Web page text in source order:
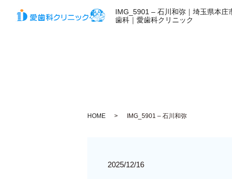
IMG_5901 – 石川和弥｜埼玉県本庄
歯科｜愛歯科クリニック
HOME IMG_5901 – 石川和弥
2025/12/16